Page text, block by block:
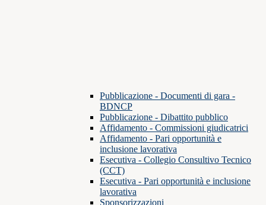
Pubblicazione - Documenti di gara -
BDNCP
Pubblicazione - Dibattito pubblico
Affidamento - Commissioni giudicatrici
Affidamento - Pari opportunità e
inclusione lavorativa
Esecutiva - Collegio Consultivo Tecnico
(CCT)
Esecutiva - Pari opportunità e inclusione
lavorativa
Sponsorizzazioni